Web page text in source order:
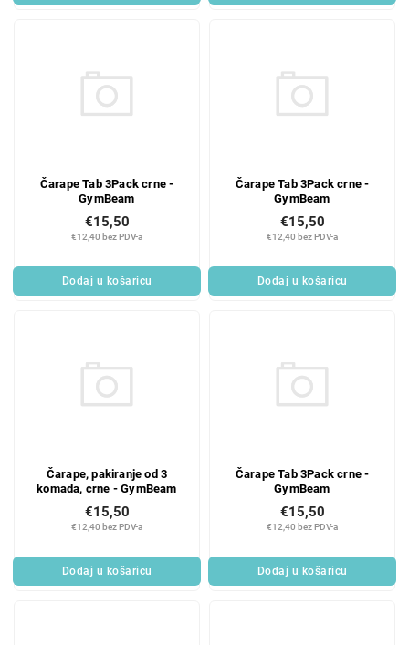
Čarape Tab 3Pack crne -
GymBeam
€12,40 bez PDV-a
€15,50
Dodaj u košaricu
Čarape Tab 3Pack crne -
GymBeam
€12,40 bez PDV-a
€15,50
Dodaj u košaricu
Čarape, pakiranje od 3
komada, crne - GymBeam
€12,40 bez PDV-a
€15,50
Dodaj u košaricu
Čarape Tab 3Pack crne -
GymBeam
€12,40 bez PDV-a
€15,50
Dodaj u košaricu